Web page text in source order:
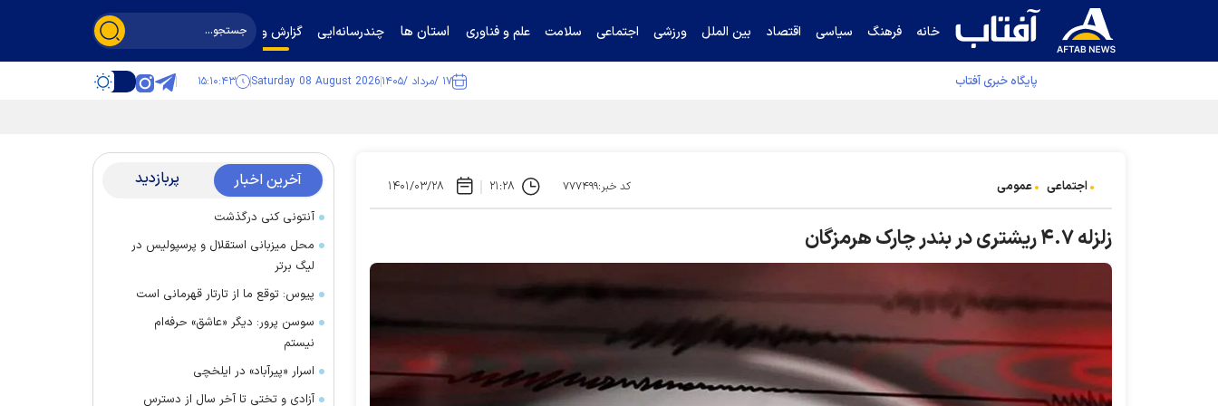
خانه فرهنگ سیاسی اقتصاد بین الملل ورزشی اجتماعی سلامت علم و فناوری استان ها چندرسانه‌ایی گزارش و گفت‌وگو
پایگاه خبری آفتاب ۱۷ /مرداد /۱۴۰۵ Saturday 08 August 2026 ۱۵:۱۰:۴۳
اجتماعی عمومی کد خبر:۷۷۷۴۹۹ ۲۱:۲۸ ۱۴۰۱/۰۳/۲۸
زلزله ۴.۷ ریشتری در بندر چارک هرمزگان
آخرین اخبار پربازدید
آنتونی کنی درگذشت
محل میزبانی استقلال و پرسپولیس در
لیگ برتر
پیوس: توقع ما از تارتار قهرمانی است
سوسن پرور: دیگر «عاشق» حرفه‌ام
نیستم
اسرار «پیرآباد» در ایلخچی
آزادی و تختی تا آخر سال از دسترس